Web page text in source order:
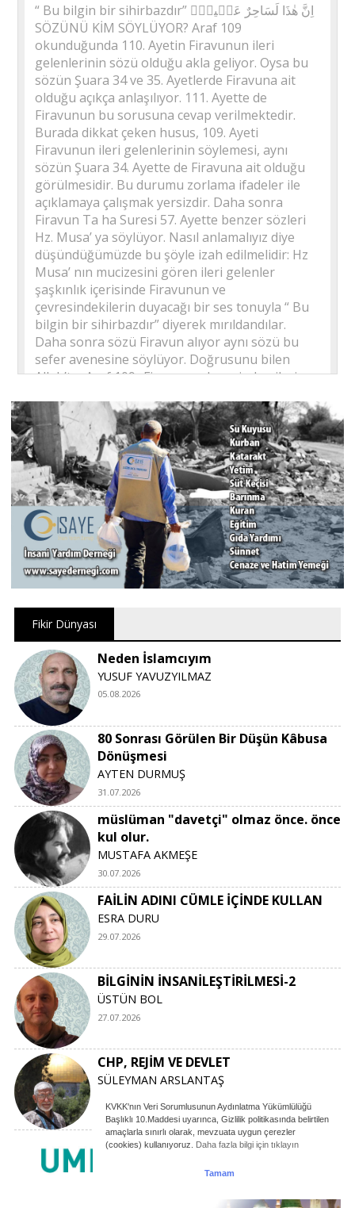
KVKK'nın Veri Sorumlusunun Aydınlatma Yükümlülüğü
Başlıklı 10.Maddesi uyarınca, Gizlilik politikasında belirtilen
amaçlarla sınırlı olarak, mevzuata uygun çerezler
(cookies) kullanıyoruz. Daha fazla bilgi için tıklayın
Tamam
“ Bu bilgin bir sihirbazdır” اِنَّ هٰذَا لَسَاحِرٌ عَل۪يمٌۙ
SÖZÜNÜ KİM SÖYLÜYOR? Araf 109
okunduğunda 110. Ayetin Firavunun ileri
gelenlerinin sözü olduğu akla geliyor. Oysa bu
sözün Şuara 34 ve 35. Ayetlerde Firavuna ait
olduğu açıkça anlaşılıyor. 111. Ayette de
Firavunun bu sorusuna cevap verilmektedir.
Burada dikkat çeken husus, 109. Ayeti
Firavunun ileri gelenlerinin söylemesi, aynı
sözün Şuara 34. Ayette de Firavuna ait olduğu
görülmesidir. Bu durumu zorlama ifadeler ile
açıklamaya çalışmak yersizdir. Daha sonra
Firavun Ta ha Suresi 57. Ayette benzer sözleri
Hz. Musa’ ya söylüyor. Nasıl anlamalıyız diye
düşündüğümüzde bu şöyle izah edilmelidir: Hz
Musa’ nın mucizesini gören ileri gelenler
şaşkınlık içerisinde Firavunun ve
çevresindekilerin duyacağı bir ses tonuyla “ Bu
bilgin bir sihirbazdır” diyerek mırıldandılar.
Daha sonra sözü Firavun alıyor aynı sözü bu
sefer avenesine söylüyor. Doğrusunu bilen
Allah’tır. Araf 109- Firavunun kavminden ileri
الْمَلَاُ مِنْ قَوْمِ فِرْعَوْنَ اِنَّ هٰذَا لَسَاحِرٌ عَل۪يمٌۙA’râf
Suresi 109. Ayet Araf 110-“ Sizi memleketinizden
çıkarmak istiyor, o halde yapmak istediğiniz
nedir?” يُر۪يدُ اَنْ يُخْرِجَكُمْ مِنْ اَرْضِكُمْۚ فَمَاذَا تَأْمُرُونَ
Şuara 34 -Çevresindeki ileri gelenlere dedi ki: “
Bu bilgin bir sihirbazdır.” قَالَ لِلْمَلَاِ حَوْلَهُٓ اِنَّ هٰذَا
لَسَاحِرٌ عَل۪يمٌۙ Şu’arâ Suresi 34. Ayet Şuara 35-
-“ Sihri ile sizi memleketinizden çıkarmak istiyor,
o halde yapmak istediğiniz nedir?” يُر۪يدُ اَنْ
يُخْرِجَكُمْ مِنْ اَرْضِكُمْ بِسِحْرِه۪ۗ فَمَاذَا تَأْمُرُونَ
Fikir Dünyası
Neden İslamcıyım
YUSUF YAVUZYILMAZ
05.08.2026
80 Sonrası Görülen Bir Düşün Kâbusa
Dönüşmesi
AYTEN DURMUŞ
31.07.2026
müslüman "davetçi" olmaz önce. önce
kul olur.
MUSTAFA AKMEŞE
30.07.2026
FAİLİN ADINI CÜMLE İÇİNDE KULLAN
ESRA DURU
29.07.2026
BİLGİNİN İNSANİLEŞTİRİLMESİ-2
ÜSTÜN BOL
27.07.2026
CHP, REJİM VE DEVLET
SÜLEYMAN ARSLANTAŞ